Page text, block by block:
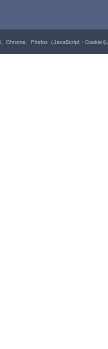
Chrome、Firefox（JavaScript・Cookie